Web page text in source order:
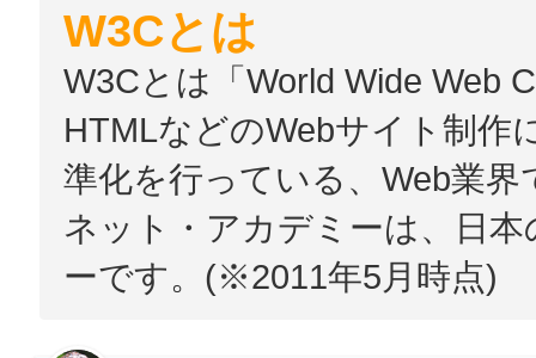
W3Cとは
W3Cとは「World Wide Web
HTMLなどのWebサイト制作
準化を行っている、Web業
ネット・アカデミーは、日
ーです。(※2011年5月時点)